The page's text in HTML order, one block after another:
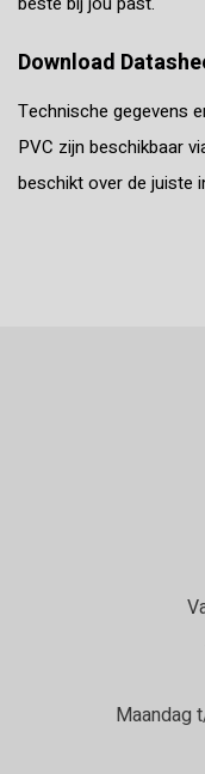
Download
Technische gegevens
PVC zijn beschikbaar
beschikt over de juiste
Maandag